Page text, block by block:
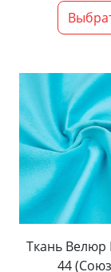
Ткань Велюр
44